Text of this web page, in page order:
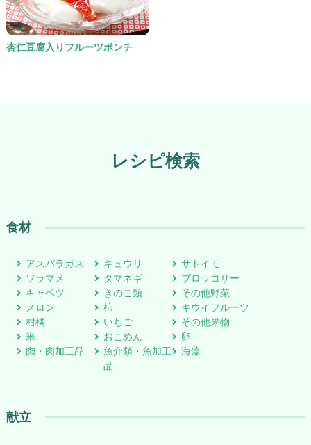
杏仁豆腐入りフルーツポンチ
レシピ検索
食材
アスパラガス キュウリ
サトイモ
ソラマメ
タマネギ
ブロッコリー
キャベツ
きのこ類
その他野菜
メロン
柿
キウイフルーツ
柑橘
いちご
その他果物
米
おこめん
卵
肉・肉加工品
魚介類・魚加工
品
海藻
献立